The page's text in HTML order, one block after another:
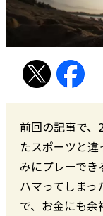
前回の記事で、
たスポーツと
みにプレーで
ハマってしま
で、お金にも